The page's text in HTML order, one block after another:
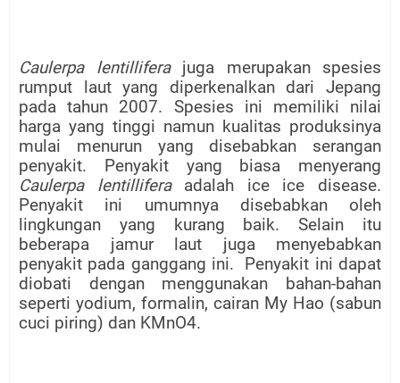
Caulerpa lentilliferajuga merupakan spesies
rumput laut yang diperkenalkan dari Jepang
pada tahun 2007. Spesies ini memiliki nilai
harga yang tinggi namun kualitas produksinya
mulai menurun yang disebabkan serangan
penyakit. Penyakit yang biasa menyerang
Caulerpa lentilliferaadalah ice ice disease.
Penyakit ini umumnya disebabkan oleh
lingkungan yang kurang baik. Selain itu
beberapa jamur laut juga menyebabkan
penyakit pada ganggang ini.
Penyakit ini dapat
diobati dengan menggunakan bahan-bahan
seperti yodium, formalin, cairan My Hao (sabun
cuci piring) dan KMnO4.